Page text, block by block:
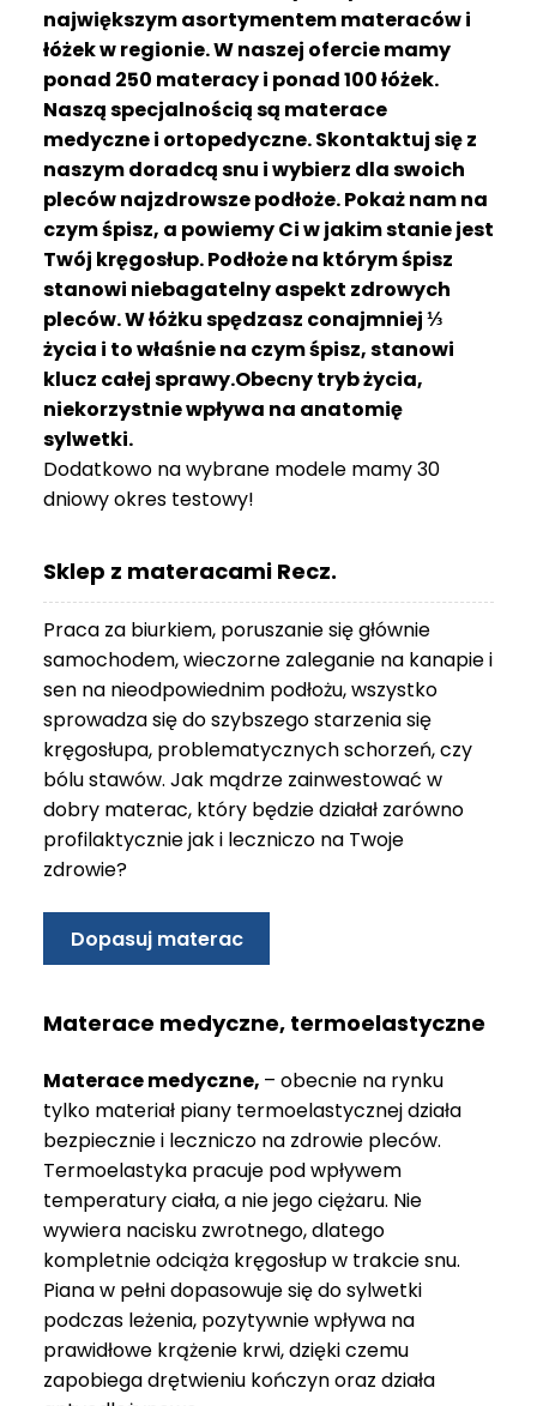
największym asortymentem materaców i
łóżek w regionie. W naszej ofercie mamy
ponad 250 materacy i ponad 100 łóżek.
Naszą specjalnością są materace
medyczne i ortopedyczne. Skontaktuj się z
naszym doradcą snu i wybierz dla swoich
pleców najzdrowsze podłoże. Pokaż nam na
czym śpisz, a powiemy Ci w jakim stanie jest
Twój kręgosłup. Podłoże na którym śpisz
stanowi niebagatelny aspekt zdrowych
pleców. W łóżku spędzasz conajmniej ⅓
życia i to właśnie na czym śpisz, stanowi
klucz całej sprawy.Obecny tryb życia,
niekorzystnie wpływa na anatomię
sylwetki.
Dodatkowo na wybrane modele mamy 30
dniowy okres testowy!
Sklep z materacami Recz.
Praca za biurkiem, poruszanie się głównie
samochodem, wieczorne zaleganie na kanapie i
sen na nieodpowiednim podłożu, wszystko
sprowadza się do szybszego starzenia się
kręgosłupa, problematycznych schorzeń, czy
bólu stawów. Jak mądrze zainwestować w
dobry materac, który będzie działał zarówno
profilaktycznie jak i leczniczo na Twoje
zdrowie?
Dopasuj materac
Materace medyczne, termoelastyczne
Materace medyczne, – obecnie na rynku
tylko materiał piany termoelastycznej działa
bezpiecznie i leczniczo na zdrowie pleców.
Termoelastyka pracuje pod wpływem
temperatury ciała, a nie jego ciężaru. Nie
wywiera nacisku zwrotnego, dlatego
kompletnie odciąża kręgosłup w trakcie snu.
Piana w pełni dopasowuje się do sylwetki
podczas leżenia, pozytywnie wpływa na
prawidłowe krążenie krwi, dzięki czemu
zapobiega drętwieniu kończyn oraz działa